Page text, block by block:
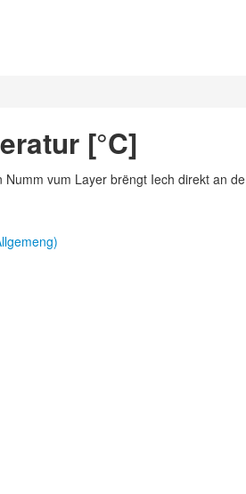
[°C]
vum Layer brëngt Iech direkt an de